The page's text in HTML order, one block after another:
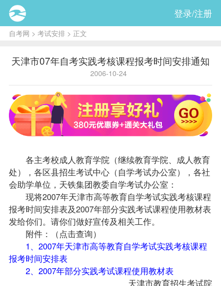
登录/注册
自考网 > 考试安排 > 正文
天津市07年自考实践考核课程报考时间安排通知
2006-10-24
各主考校成人教育学院（继续教育学院、成人教育
处），各区县招生考试中心（自学考试办公室），各社
会助学单位，天铁集团教委自学考试办公室：
现将2007年天津市高等教育自学考试实践考核课程
报考时间安排表及2007年部分实践考试课程使用教材表
发给你们。请你们做好宣传及相关工作。
附件：（点击查询）
1、2007年天津市高等教育自学考试实践考核课程
报考时间安排表
2、2007年部分实践考试课程使用教材表
天津市教育招生考试院